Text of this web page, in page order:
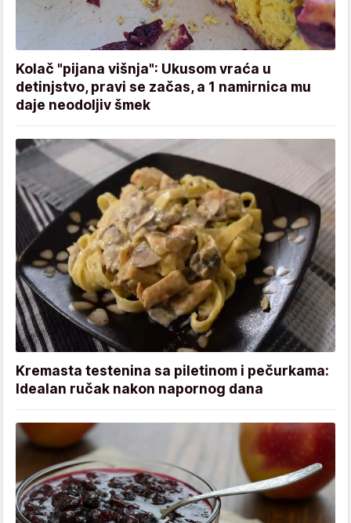
Kolač "pijana višnja": Ukusom vraća u
detinjstvo, pravi se začas, a 1 namirnica mu
daje neodoljiv šmek
Kremasta testenina sa piletinom i pečurkama:
Idealan ručak nakon napornog dana